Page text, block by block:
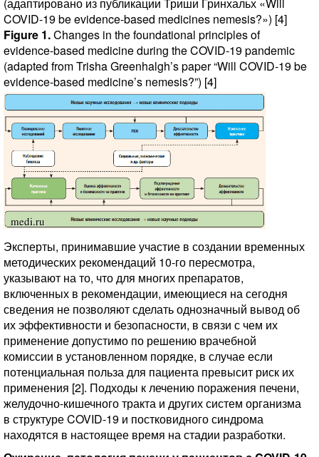
COVID-19 be evidence-based medicines nemesis?») [4]
Figure 1.Changes in the foundational principles of
evidence-based medicine during the COVID-19 pandemic
(adapted from Trisha Greenhalgh’s paper “Will COVID-19 be
evidence-based medicine’s nemesis?”) [4]
Эксперты, принимавшие участие в создании временных
методических рекомендаций 10-го пересмотра,
указывают на то, что для многих препаратов,
включенных в рекомендации, имеющиеся на сегодня
сведения не позволяют сделать однозначный вывод об
их эффективности и безопасности, в связи с чем их
применение допустимо по решению врачебной
комиссии в установленном порядке, в случае если
потенциальная польза для пациента превысит риск их
применения [2]. Подходы к лечению поражения печени,
желудочно-кишечного тракта и других систем организма
в структуре COVID-19 и постковидного синдрома
находятся в настоящее время на стадии разработки.